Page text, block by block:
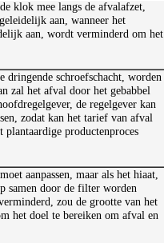
klok mee langs de afvalafzet,
aan, wanneer het
aan, wordt verminderd om het
schroefschacht, worden
zal het afval door het gebabbel
de regelgever kan
zodat kan het tarief van afval
productenproces
aanpassen, maar als het hiaat,
samen door de filter worden
zou de grootte van het
het doel te bereiken om afval en